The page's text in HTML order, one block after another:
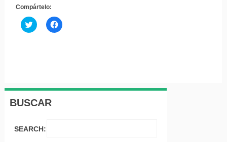
Compártelo:
Haz
clic
ventana
Haz
clic
ventana
BUSCAR
SEARCH: